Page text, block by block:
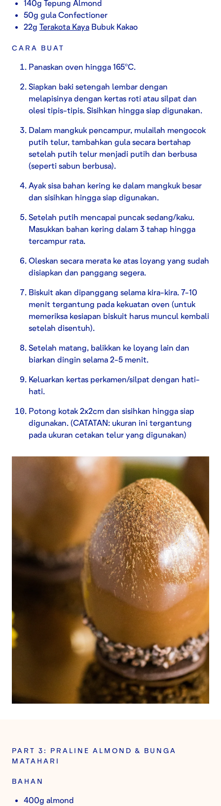
140g Tepung Almond
50g gula Confectioner
22g Terakota Kaya Bubuk Kakao
CARA BUAT
Panaskan oven hingga 165ºC.
Siapkan baki setengah lembar dengan
melapisinya dengan kertas roti atau silpat dan
olesi tipis-tipis. Sisihkan hingga siap digunakan.
Dalam mangkuk pencampur, mulailah mengocok
putih telur, tambahkan gula secara bertahap
setelah putih telur menjadi putih dan berbusa
(seperti sabun berbusa).
Ayak sisa bahan kering ke dalam mangkuk besar
dan sisihkan hingga siap digunakan.
Setelah putih mencapai puncak sedang/kaku.
Masukkan bahan kering dalam 3 tahap hingga
tercampur rata.
Oleskan secara merata ke atas loyang yang sudah
disiapkan dan panggang segera.
Biskuit akan dipanggang selama kira-kira. 7-10
menit tergantung pada kekuatan oven (untuk
memeriksa kesiapan biskuit harus muncul kembali
setelah disentuh).
Setelah matang, balikkan ke loyang lain dan
biarkan dingin selama 2-5 menit.
Keluarkan kertas perkamen/silpat dengan hati-
hati.
Potong kotak 2x2cm dan sisihkan hingga siap
digunakan. (CATATAN: ukuran ini tergantung
pada ukuran cetakan telur yang digunakan)
PART 3: PRALINE ALMOND & BUNGA
MATAHARI
BAHAN
400g almond